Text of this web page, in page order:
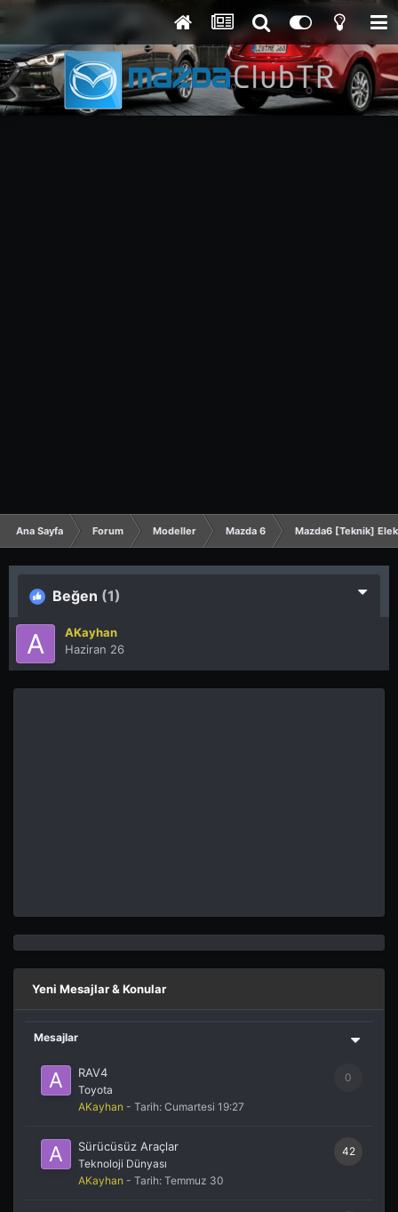
Ana Sayfa Forum Modeller Mazda 6 Mazda6 [Teknik]
Beğen (1)
AKayhan
Haziran 26
Yeni Mesajlar & Konular
Mesajlar
0
RAV4
Toyota
AKayhan - Tarih: Cumartesi 19:27
42
Sürücüsüz Araçlar
Teknoloji Dünyası
AKayhan - Tarih: Temmuz 30